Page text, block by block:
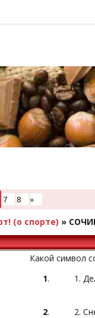
7 8 »
(о спорте) »
Какой символ
1. 1.
2. 2.